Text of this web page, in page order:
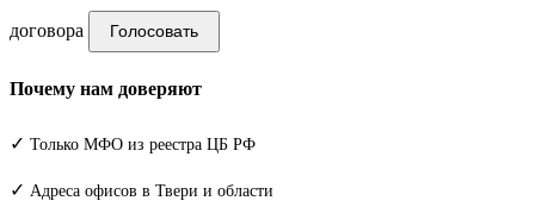
договора Голосовать
Почему нам доверяют
✓ Только МФО из реестра ЦБ РФ
✓ Адреса офисов в Твери и области